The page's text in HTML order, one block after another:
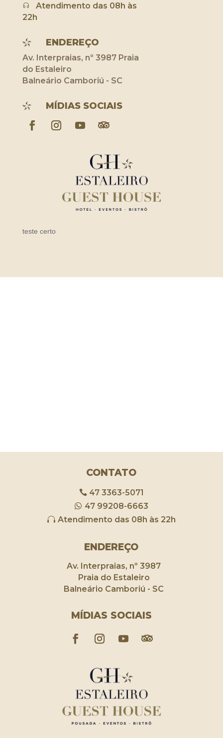
Atendimento das 08h às
22h
ENDEREÇO
Av. Interpraias, nº 3987 Praia
do Estaleiro
Balneário Camboriú - SC
MÍDIAS SOCIAIS
teste certo
CONTATO
47 3363-5071
47 99208-6663
Atendimento das 08h às 22h
ENDEREÇO
Av. Interpraias, nº 3987
Praia do Estaleiro
Balneário Camboriú - SC
MÍDIAS SOCIAIS